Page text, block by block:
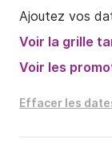
privée de
répondre à
A très bientôt !
Ajoutez vos
Voir la grille
Voir les
Effacer les